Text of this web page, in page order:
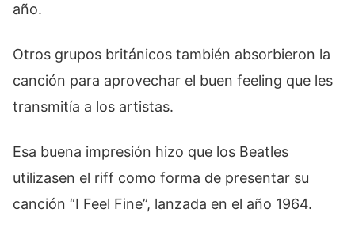
año.
Otros grupos británicos también absorbieron la
canción para aprovechar el buen feeling que les
transmitía a los artistas.
Esa buena impresión hizo que los Beatles
utilizasen el riff como forma de presentar su
canción “I Feel Fine”, lanzada en el año 1964.